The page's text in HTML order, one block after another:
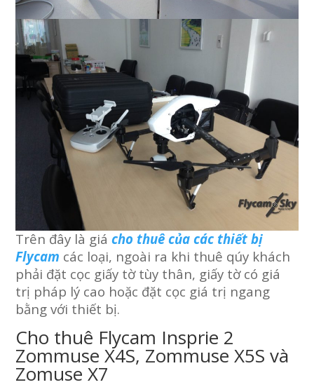
Trên đây là giácho thuê của các thiết bị
Flycam các loại, ngoài ra khi thuê qúy khách
phải đặt cọc giấy tờ tùy thân, giấy tờ có giá
trị pháp lý cao hoặc đặt cọc giá trị ngang
bằng với thiết bị.
Cho thuê Flycam Insprie 2
Zommuse X4S, Zommuse X5S và
Zomuse X7